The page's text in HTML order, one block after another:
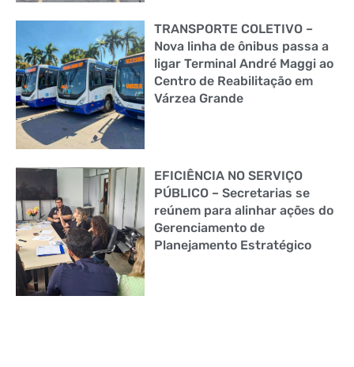
TRANSPORTE COLETIVO –
Nova linha de ônibus passa a
ligar Terminal André Maggi ao
Centro de Reabilitação em
Várzea Grande
EFICIÊNCIA NO SERVIÇO
PÚBLICO – Secretarias se
reúnem para alinhar ações do
Gerenciamento de
Planejamento Estratégico